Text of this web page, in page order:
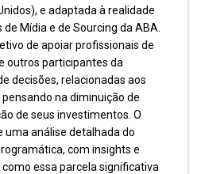
e adaptada à realidade
Mídia e de Sourcing da ABA.
de apoiar profissionais de
outros participantes da
decisões, relacionadas aos
na diminuição de
de seus investimentos. O
uma análise detalhada do
com insights e
essa parcela significativa